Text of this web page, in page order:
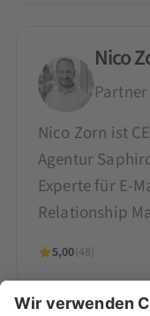
Nico
Partner
Nico Zorn ist
Agentur
Experte für E-
Relationship
5,00(48)